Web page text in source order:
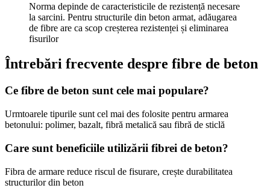
Norma depinde de caracteristicile de rezistență necesare
la sarcini. Pentru structurile din beton armat, adăugarea
de fibre are ca scop creșterea rezistenței și eliminarea
fisurilor
Întrebări frecvente despre fibre de beton
Ce fibre de beton sunt cele mai populare?
Urmtoarele tipurile sunt cel mai des folosite pentru armarea
betonului: polimer, bazalt, fibră metalică sau fibră de sticlă
Care sunt beneficiile utilizării fibrei de beton?
Fibra de armare reduce riscul de fisurare, crește durabilitatea
structurilor din beton